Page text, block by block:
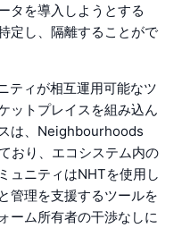
タを導入しようとする
定し、隔離することがで
ティが相互運用可能なツ
ットプレイスを組み込ん
は、Neighbourhoods
おり、エコシステム内の
ュニティはNHTを使用し
管理を支援するツールを
ーム所有者の干渉なしに